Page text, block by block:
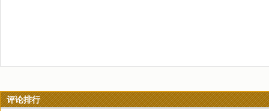
评论排行